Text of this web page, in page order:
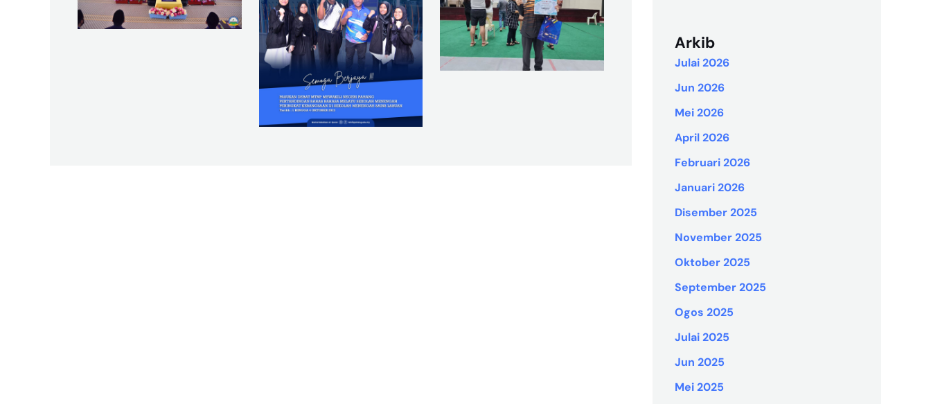
Arkib
Julai 2026
Jun 2026
Mei 2026
April 2026
Februari 2026
Januari 2026
Disember 2025
November 2025
Oktober 2025
September 2025
Ogos 2025
Julai 2025
Jun 2025
Mei 2025